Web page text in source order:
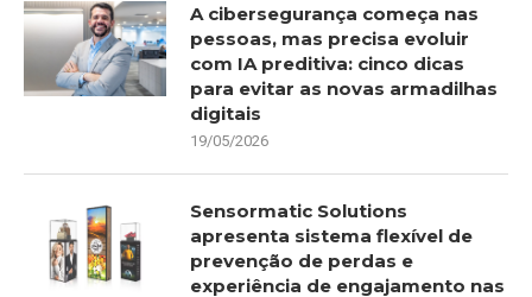
A cibersegurança começa nas
pessoas, mas precisa evoluir
com IA preditiva: cinco dicas
para evitar as novas armadilhas
digitais
19/05/2026
Sensormatic Solutions
apresenta sistema flexível de
prevenção de perdas e
experiência de engajamento nas